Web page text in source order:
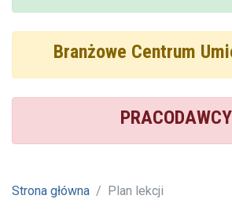
Branżowe Centrum
PRACODAWCY
Strona główna Plan lekcji